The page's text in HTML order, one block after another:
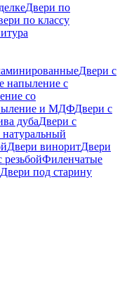
Двери по
по классу
Двери с
напыление с
со
и МДФДвери с
дубаДвери с
Двери виноритДвери
резьбойФиленчатые
Двери под старину